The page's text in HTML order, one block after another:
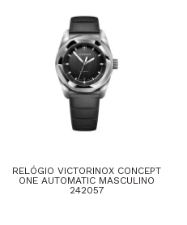
RELÓGIO VICTORINOX CONCEPT
ONE AUTOMATIC MASCULINO
242057